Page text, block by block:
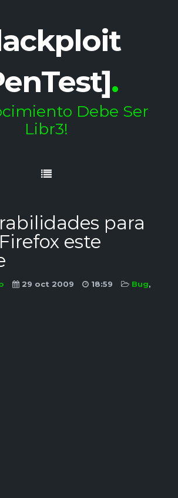
.
Debe Ser
Libr3!
para
este
29 oct 2009 18:59 Bug,